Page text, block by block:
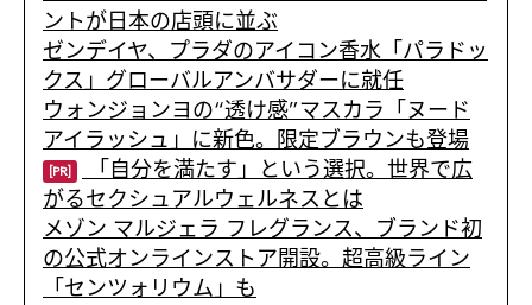
ントが日本の店頭に並ぶ
ゼンデイヤ、プラダのアイコン香水「パラドッ
クス」グローバルアンバサダーに就任
ウォンジョンヨの“透け感”マスカラ「ヌード
アイラッシュ」に新色。限定ブラウンも登場
[PR]
「自分を満たす」という選択。世界で広
がるセクシュアルウェルネスとは
メゾン マルジェラ フレグランス、ブランド初
の公式オンラインストア開設。超高級ライン
「センツォリウム」も